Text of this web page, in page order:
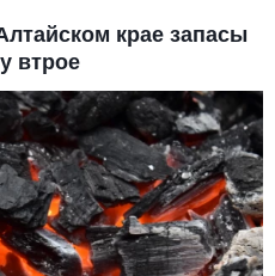
крае запасы
втрое